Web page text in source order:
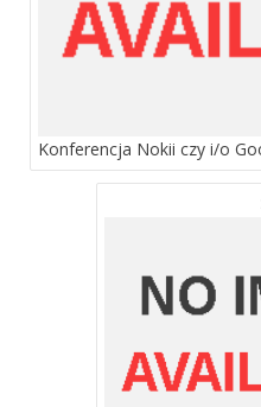
Konferencja Nokii czy i/o